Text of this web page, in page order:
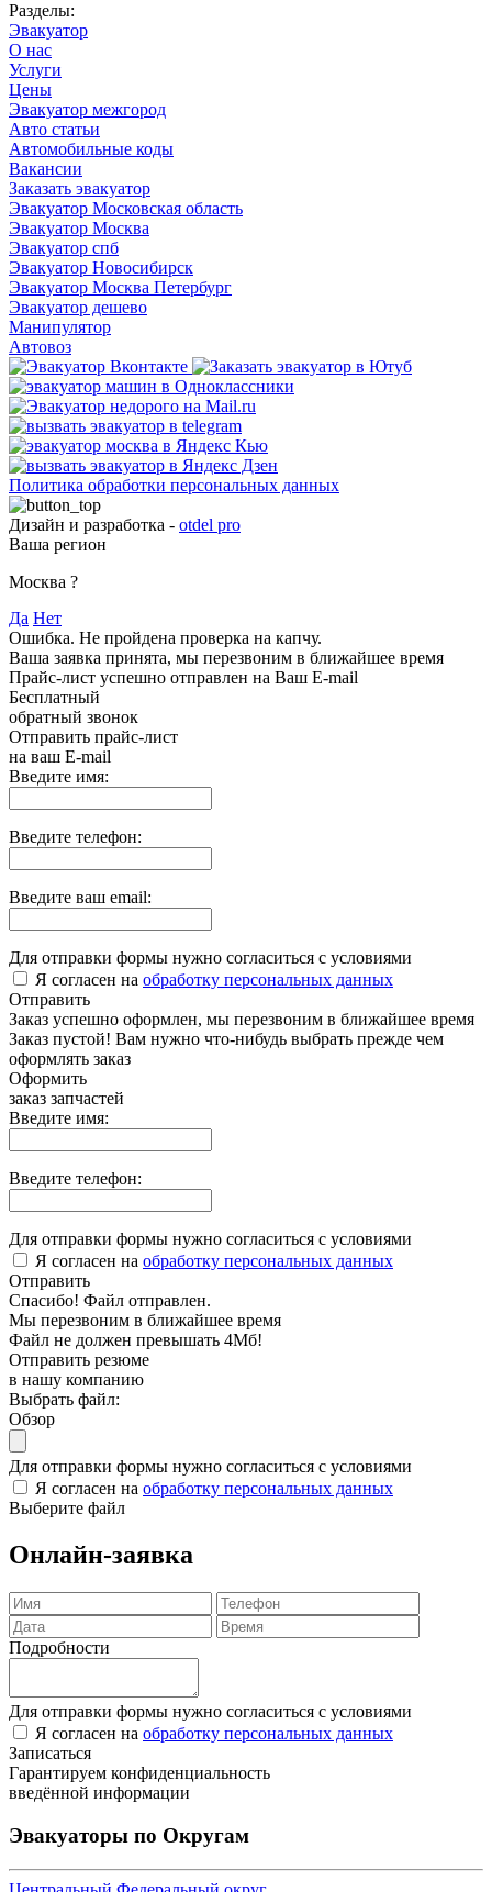
Разделы:
Эвакуатор
О нас
Услуги
Цены
Эвакуатор межгород
Авто статьи
Автомобильные коды
Вакансии
Заказать эвакуатор
Эвакуатор Московская область
Эвакуатор Москва
Эвакуатор спб
Эвакуатор Новосибирск
Эвакуатор Москва Петербург
Эвакуатор дешево
Манипулятор
Автовоз
Политика обработки персональных данных
Дизайн и разработка - otdel pro
Ваша регион
Москва ?
Да Нет
Ошибка. Не пройдена проверка на капчу.
Ваша заявка принята, мы перезвоним в ближайшее время
Прайс-лист успешно отправлен на Ваш E-mail
Бесплатный
обратный звонок
Отправить прайс-лист
на ваш E-mail
Введите имя:
Введите телефон:
Введите ваш email:
Для отправки формы нужно согласиться с условиями
Я согласен на обработку персональных данных
Отправить
Заказ успешно оформлен, мы перезвоним в ближайшее время
Заказ пустой! Вам нужно что-нибудь выбрать прежде чем
оформлять заказ
Оформить
заказ запчастей
Введите имя:
Введите телефон:
Для отправки формы нужно согласиться с условиями
Я согласен на обработку персональных данных
Отправить
Спасибо! Файл отправлен.
Мы перезвоним в ближайшее время
Файл не должен превышать 4Мб!
Отправить резюме
в нашу компанию
Выбрать файл:
Обзор
Для отправки формы нужно согласиться с условиями
Я согласен на обработку персональных данных
Выберите файл
Онлайн-заявка
Подробности
Для отправки формы нужно согласиться с условиями
Я согласен на обработку персональных данных
Записаться
Гарантируем конфиденциальность
введённой информации
Эвакуаторы по Округам